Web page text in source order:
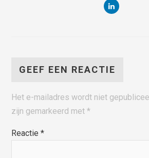
GEEF EEN REACTIE
Het e-mailadres wordt niet
zijn gemarkeerd met*
Reactie*